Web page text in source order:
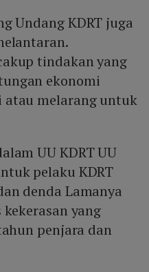
Undang KDRT juga
tindakan yang
ekonomi
atau melarang untuk
UU KDRT UU
pelaku KDRT
denda Lamanya
yang
penjara dan